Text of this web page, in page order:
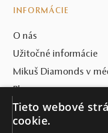
INFORMÁCIE
O nás
Užitočné informácie
Mikuš Diamonds v
Blog
SVET MIKUŠ
Tieto webové
cookie.